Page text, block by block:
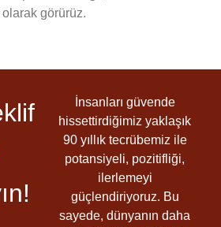
olarak görürüz.
İnsanları güvende
hissettirdiğimiz yaklaşık
90 yıllık tecrübemiz ile
potansiyeli, pozitifliği,
ilerlemeyi
güçlendiriyoruz. Bu
sayede, dünyanın daha